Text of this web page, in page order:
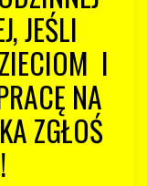
JEŚLI
I
NA
ZGŁOŚ